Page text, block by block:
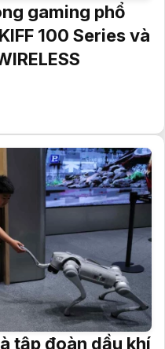
gaming phổ
100 Series và
tập đoàn dầu khí